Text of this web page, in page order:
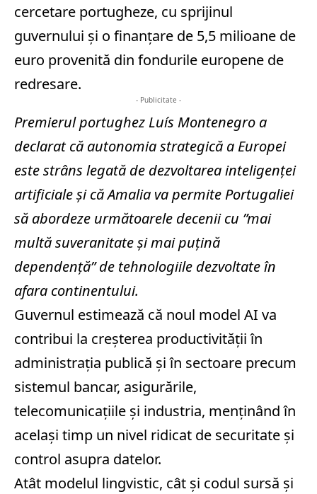
cercetare portugheze, cu sprijinul
guvernului şi o finanţare de 5,5 milioane de
euro provenită din fondurile europene de
redresare.
- Publicitate -
Premierul portughez Luís Montenegro a
declarat că autonomia strategică a Europei
este strâns legată de dezvoltarea inteligenţei
artificiale şi că Amalia va permite Portugaliei
să abordeze următoarele decenii cu ”mai
multă suveranitate şi mai puţină
dependenţă” de tehnologiile dezvoltate în
afara continentului.
Guvernul estimează că noul model AI va
contribui la creşterea productivităţii în
administraţia publică şi în sectoare precum
sistemul bancar, asigurările,
telecomunicaţiile şi industria, menţinând în
acelaşi timp un nivel ridicat de securitate şi
control asupra datelor.
Atât modelul lingvistic, cât şi codul sursă şi